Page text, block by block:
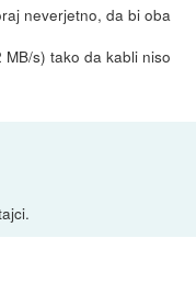
neverjetno, da bi oba
s) tako da kabli niso